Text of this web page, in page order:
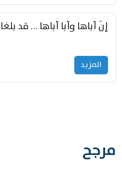
إنّ أباها وأبا أباها … قد
المزید
مرجح